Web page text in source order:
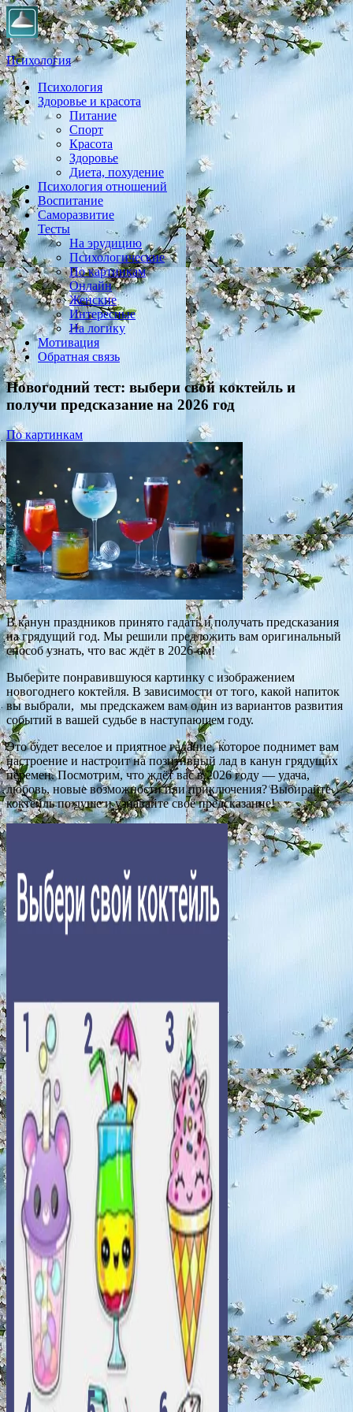
Психология
Практическая психология, личностный рост, экология,
здоровье, воспитание,
Психология
Здоровье и красота
Питание
Спорт
Красота
Здоровье
Диета, похудение
Психология отношений
Воспитание
Саморазвитие
Тесты
На эрудицию
Психологические
По картинкам
Онлайн
Женские
Интересные
На логику
Мотивация
Обратная связь
Новогодний тест: выбери свой коктейль и
получи предсказание на 2026 год
По картинкам
В канун праздников принято гадать и получать предсказания
на грядущий год. Мы решили предложить вам оригинальный
способ узнать, что вас ждёт в 2026-ом!
Выберите понравившуюся картинку с изображением
новогоднего коктейля. В зависимости от того, какой напиток
вы выбрали, мы предскажем вам один из вариантов развития
событий в вашей судьбе в наступающем году.
Это будет веселое и приятное гадание, которое поднимет вам
настроение и настроит на позитивный лад в канун грядущих
перемен. Посмотрим, что ждёт вас в 2026 году — удача,
любовь, новые возможности или приключения? Выбирайте
коктейль по душе и узнавайте своё предсказание!